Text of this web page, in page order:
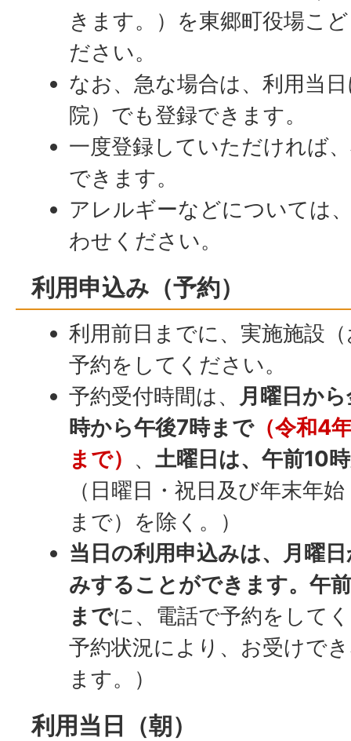
きます。）を東郷町役場こ
ださい。
なお、急な場合は、利用当
院）でも登録できます。
一度登録していただければ
できます。
アレルギーなどについては
わせください。
利用申込み（予約）
利用前日までに、実施施設
予約をしてください。
予約受付時間は、 月曜日か
時から午後7時まで（令和4
まで） 、土曜日は、午前10
（日曜日・祝日及び年末年
まで）を除く。）
当日の利用申込みは、月曜
みすることができます。午
までに、電話で予約をして
予約状況により、お受けで
ます。）
利用当日（朝）